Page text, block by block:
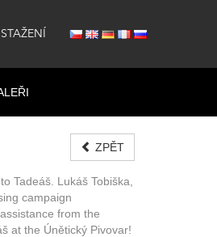
ZPĚT
Tadeáš. Lukáš Tobiška,
campaign
from the
at the Únětický Pivovar!